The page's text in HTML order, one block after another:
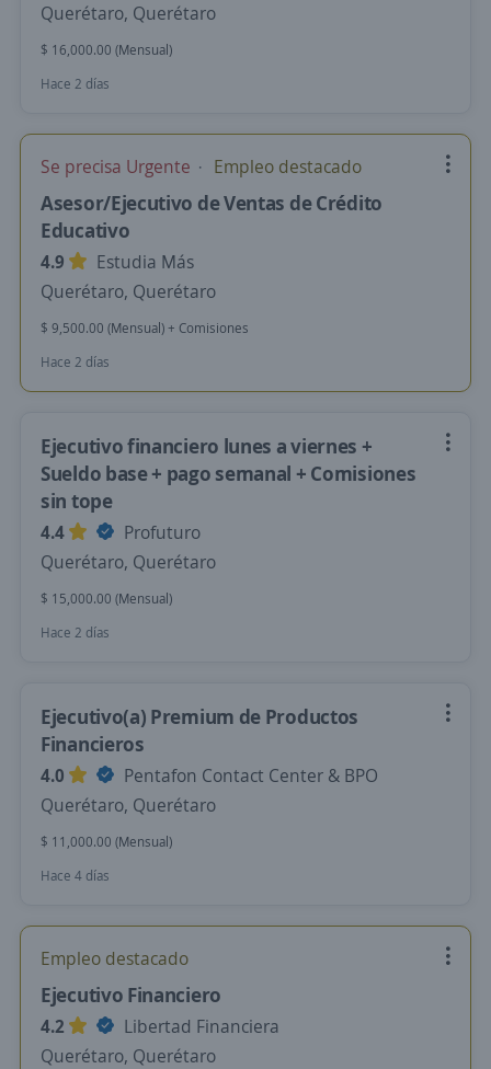
Querétaro, Querétaro
$ 16,000.00 (Mensual)
Hace 2 días
Se precisa Urgente Empleo destacado
Asesor/Ejecutivo de Ventas de Crédito
Educativo
4.9
Estudia Más
Querétaro, Querétaro
$ 9,500.00 (Mensual) + Comisiones
Hace 2 días
Ejecutivo financiero lunes a viernes +
Sueldo base + pago semanal + Comisiones
sin tope
4.4
Profuturo
Querétaro, Querétaro
$ 15,000.00 (Mensual)
Hace 2 días
Ejecutivo(a) Premium de Productos
Financieros
4.0
Pentafon Contact Center & BPO
Querétaro, Querétaro
$ 11,000.00 (Mensual)
Hace 4 días
Empleo destacado
Ejecutivo Financiero
4.2
Libertad Financiera
Querétaro, Querétaro